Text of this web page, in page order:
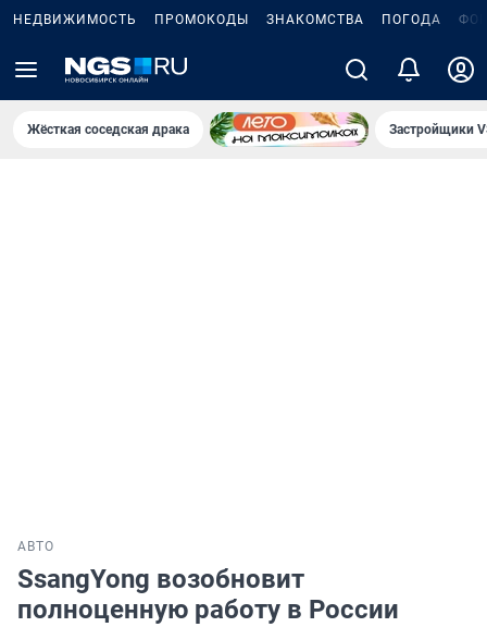
НЕДВИЖИМОСТЬ ПРОМОКОДЫ ЗНАКОМСТВА ПОГОДА
Жёсткая соседская драка Застройщики
АВТО
SsangYong возобновит
полноценную работу в России